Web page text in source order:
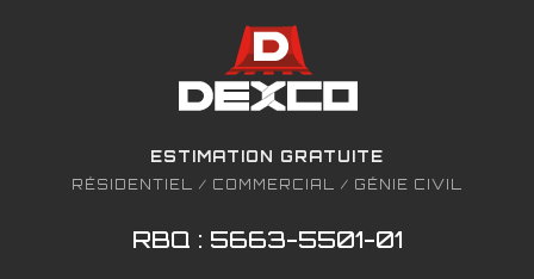
ESTIMATION GRATUITE
RÉSIDENTIEL / COMMERCIAL / GÉNIE CIVIL
RBQ : 5663-5501-01